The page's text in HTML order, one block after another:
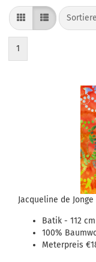
1
Jacqueline de
Batik - 112
100%
Meterpreis